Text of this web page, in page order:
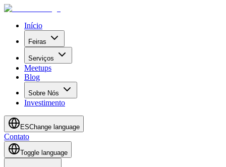
Início
Feiras
Serviços
Meetups
Blog
Sobre Nós
Investimento
ESChange language
Contato
Toggle language